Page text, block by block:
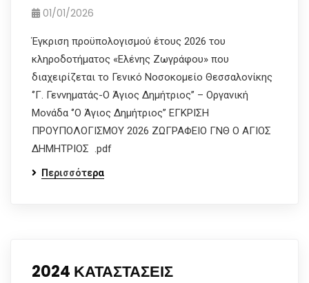
01/01/2026
Έγκριση προϋπολογισμού έτους 2026 του
κληροδοτήματος «Ελένης Ζωγράφου» που
διαχειρίζεται το Γενικό Νοσοκομείο Θεσσαλονίκης
‘’Γ. Γεννηματάς-Ο Άγιος Δημήτριος’’ – Οργανική
Μονάδα ‘’Ο Άγιος Δημήτριος’’ ΕΓΚΡΙΣΗ
ΠΡΟΥΠΟΛΟΓΙΣΜΟΥ 2026 ΖΩΓΡΑΦΕΙΟ ΓΝΘ Ο ΑΓΙΟΣ
ΔΗΜΗΤΡΙΟΣ .pdf
Περισσότερα
2024 ΚΑΤΑΣΤΑΣΕΙΣ